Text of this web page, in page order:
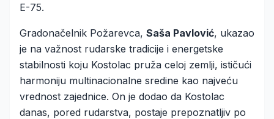
E-75.
Gradonačelnik Požarevca, Saša Pavlović, ukazao
je na važnost rudarske tradicije i energetske
stabilnosti koju Kostolac pruža celoj zemlji, ističući
harmoniju multinacionalne sredine kao najveću
vrednost zajednice. On je dodao da Kostolac
danas, pored rudarstva, postaje prepoznatljiv po